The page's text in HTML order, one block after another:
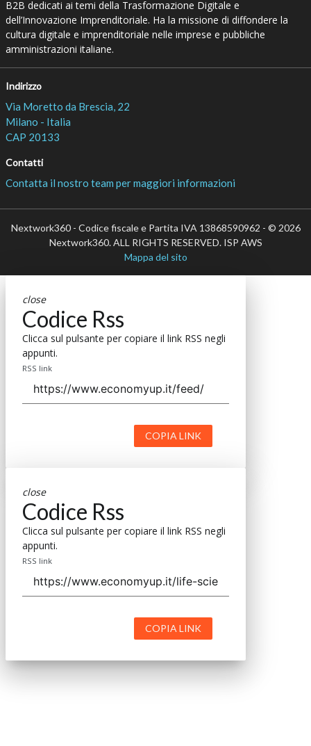
B2B dedicati ai temi della Trasformazione Digitale e
dell’Innovazione Imprenditoriale. Ha la missione di diffondere la
cultura digitale e imprenditoriale nelle imprese e pubbliche
amministrazioni italiane.
Indirizzo
Via Moretto da Brescia, 22
Milano - Italia
CAP 20133
Contatti
Contatta il nostro team per maggiori informazioni
Nextwork360 - Codice fiscale e Partita IVA 13868590962 - © 2026
Nextwork360. ALL RIGHTS RESERVED. ISP AWS
Mappa del sito
close
Codice Rss
Clicca sul pulsante per copiare il link RSS negli
appunti.
RSS link
COPIA LINK
close
Codice Rss
Clicca sul pulsante per copiare il link RSS negli
appunti.
RSS link
COPIA LINK